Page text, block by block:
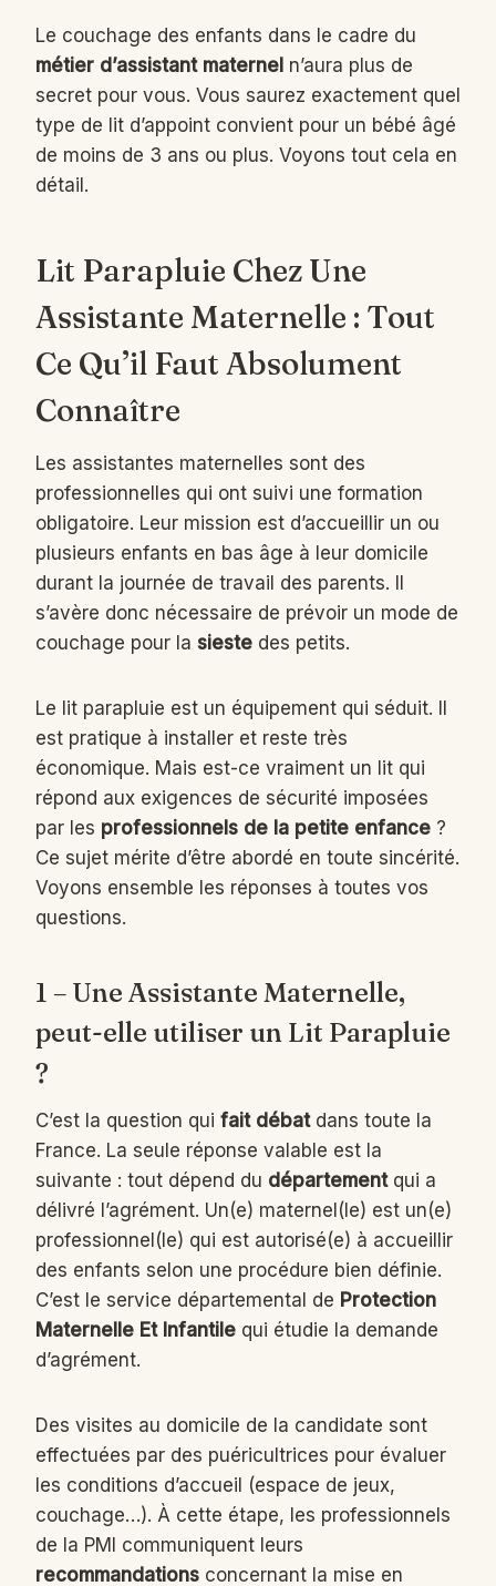
Le couchage des enfants dans le cadre du
métier d’assistant maternel n’aura plus de
secret pour vous. Vous saurez exactement quel
type de lit d’appoint convient pour un bébé âgé
de moins de 3 ans ou plus. Voyons tout cela en
détail.
Lit Parapluie Chez Une
Assistante Maternelle : Tout
Ce Qu’il Faut Absolument
Connaître
Les assistantes maternelles sont des
professionnelles qui ont suivi une formation
obligatoire. Leur mission est d’accueillir un ou
plusieurs enfants en bas âge à leur domicile
durant la journée de travail des parents. Il
s’avère donc nécessaire de prévoir un mode de
couchage pour la sieste des petits.
Le lit parapluie est un équipement qui séduit. Il
est pratique à installer et reste très
économique. Mais est-ce vraiment un lit qui
répond aux exigences de sécurité imposées
par les professionnels de la petite enfance ?
Ce sujet mérite d’être abordé en toute sincérité.
Voyons ensemble les réponses à toutes vos
questions.
1 – Une Assistante Maternelle,
peut-elle utiliser un Lit Parapluie
?
C’est la question qui fait débatdans toute la
France. La seule réponse valable est la
suivante : tout dépend du départementqui a
délivré l’agrément. Un(e) maternel(le) est un(e)
professionnel(le) qui est autorisé(e) à accueillir
des enfants selon une procédure bien définie.
C’est le service départemental de Protection
Maternelle Et Infantile qui étudie la demande
d’agrément.
Des visites au domicile de la candidate sont
effectuées par des puéricultrices pour évaluer
les conditions d’accueil (espace de jeux,
couchage…). À cette étape, les professionnels
de la PMI communiquent leurs
recommandations concernant la mise en